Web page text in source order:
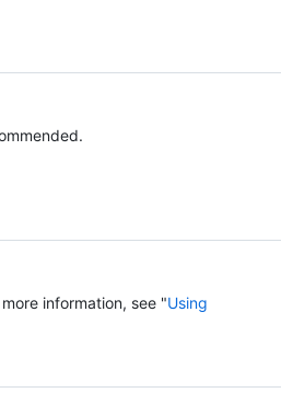
information, see "Using